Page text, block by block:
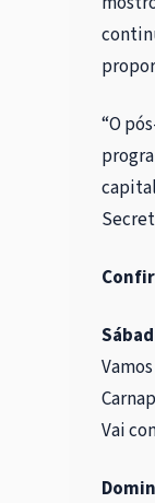
“O
Vai